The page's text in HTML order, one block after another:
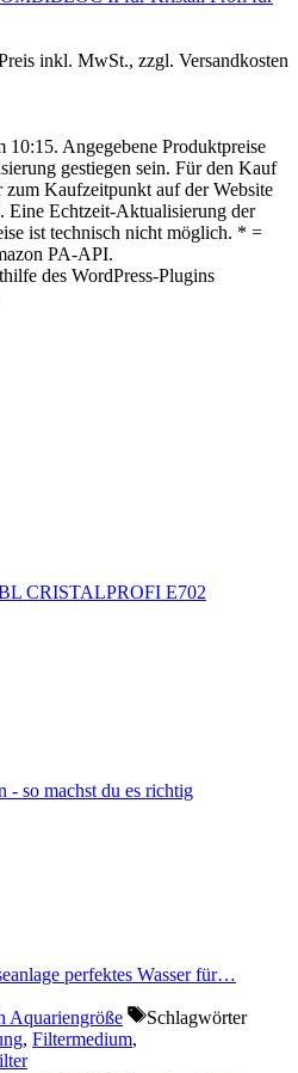
inkl. MwSt., zzgl. Versandkosten
10:15. Angegebene Produktpreise
gestiegen sein. Für den Kauf
zum Kaufzeitpunkt auf der Website
Eine Echtzeit-Aktualisierung der
ist technisch nicht möglich. * =
PA-API.
des WordPress-Plugins
CRISTALPROFI E702
- so machst du es richtig
perfektes Wasser für…
Aquariengröße
Schlagwörter
, Filtermedium,